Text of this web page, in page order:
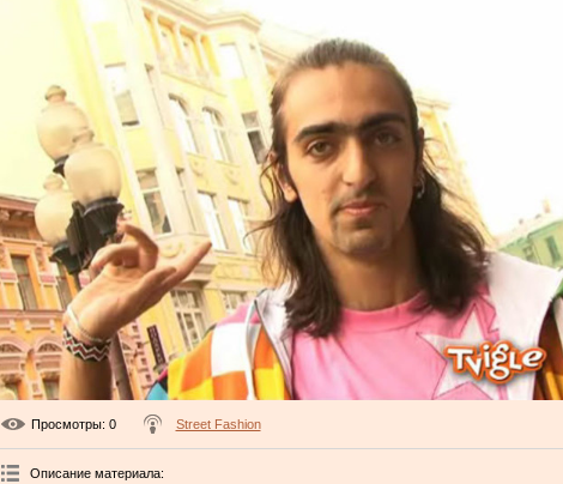
Просмотры: 0 Street Fashion
Описание материала: